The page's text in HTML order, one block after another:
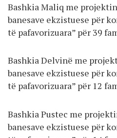
Bashkia Maliq me
banesave ekzistuese për
të pafavorizuara” për 39
Bashkia Delvinë me
banesave ekzistuese për
të pafavorizuara” për 12
Bashkia Pustec me
banesave ekzistuese për